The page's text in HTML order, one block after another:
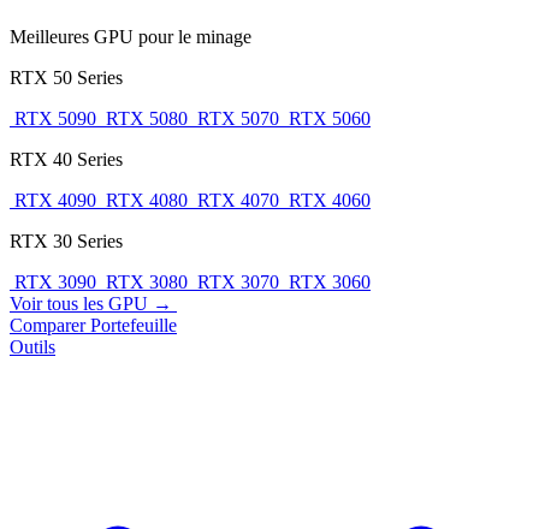
Meilleures GPU pour le minage
RTX 50 Series
RTX 5090 RTX 5080 RTX 5070 RTX 5060
RTX 40 Series
RTX 4090 RTX 4080 RTX 4070 RTX 4060
RTX 30 Series
RTX 3090 RTX 3080 RTX 3070 RTX 3060
Voir tous les GPU →
ComparerPortefeuille
Outils